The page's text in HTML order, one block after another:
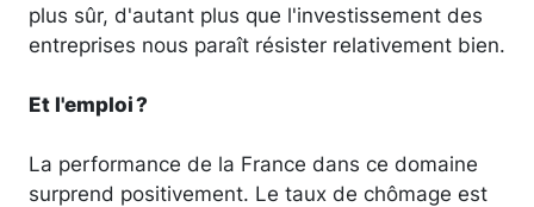
plus sûr, d'autant plus que l'investissement des
entreprises nous paraît résister relativement bien.
Et l'emploi ?
La performance de la France dans ce domaine
surprend positivement. Le taux de chômage est